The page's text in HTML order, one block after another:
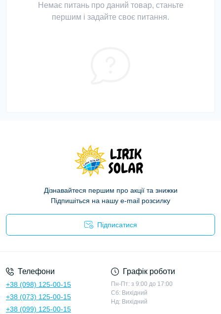
Немає питань про даний товар, станьте
першим і задайте своє питання.
Дізнавайтеся першим про акції та знижки
Підпишіться на нашу e-mail розсилку
Підписатися
Телефони
+38 (098) 125-00-15
+38 (073) 125-00-15
+38 (099) 125-00-15
Графік роботи
Пн-Пт: з 9:00 до 17:00
Сб: Вихідний
Нд: Вихідний